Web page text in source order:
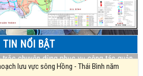
5 về đánh giá diễn biến xâm nhập mặn và
trắc chuyên dùng phục vụ công tác quản
thủy nông Xuân Thủy, Nam Định
TIN NỔI BẬT
lưu vực sông Hồng - Thái Bình năm